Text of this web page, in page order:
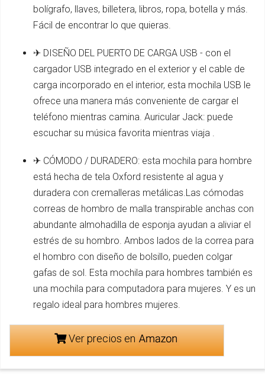
bolígrafo, llaves, billetera, libros, ropa, botella y más.
Fácil de encontrar lo que quieras.
✈ DISEÑO DEL PUERTO DE CARGA USB - con el
cargador USB integrado en el exterior y el cable de
carga incorporado en el interior, esta mochila USB le
ofrece una manera más conveniente de cargar el
teléfono mientras camina. Auricular Jack: puede
escuchar su música favorita mientras viaja .
✈ CÓMODO / DURADERO: esta mochila para hombre
está hecha de tela Oxford resistente al agua y
duradera con cremalleras metálicas.Las cómodas
correas de hombro de malla transpirable anchas con
abundante almohadilla de esponja ayudan a aliviar el
estrés de su hombro. Ambos lados de la correa para
el hombro con diseño de bolsillo, pueden colgar
gafas de sol. Esta mochila para hombres también es
una mochila para computadora para mujeres. Y es un
regalo ideal para hombres mujeres.
Ver precios en